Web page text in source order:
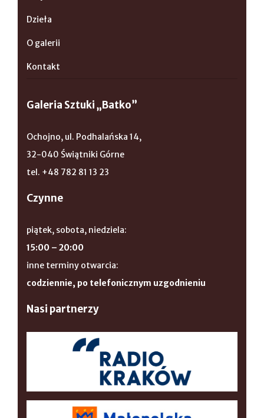
Dzieła
O galerii
Kontakt
Galeria Sztuki „Batko”
Ochojno, ul. Podhalańska 14,
32-040 Świątniki Górne
tel. +48 782 81 13 23
Czynne
piątek, sobota, niedziela:
15:00 – 20:00
inne terminy otwarcia:
codziennie, po telefonicznym uzgodnieniu
Nasi partnerzy